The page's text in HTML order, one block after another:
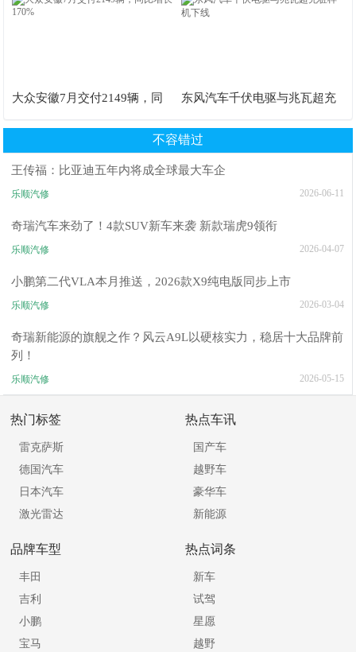
大众安徽7月交付2149辆，同
东风汽车千伏电驱与兆瓦超充
不容错过
王传福：比亚迪五年内将成全球最大车企
乐顺汽修 2026-06-11
奇瑞汽车来劲了！4款SUV新车来袭 新款瑞虎9领衔
乐顺汽修 2026-04-07
小鹏第二代VLA本月推送，2026款X9纯电版同步上市
乐顺汽修 2026-03-04
奇瑞新能源的旗舰之作？风云A9L以硬核实力，稳居十大品牌前
列！
乐顺汽修 2026-05-15
热门标签
雷克萨斯
德国汽车
日本汽车
激光雷达
热点车讯
国产车
越野车
豪华车
新能源
品牌车型
丰田
吉利
小鹏
宝马
热点词条
新车
试驾
星愿
越野